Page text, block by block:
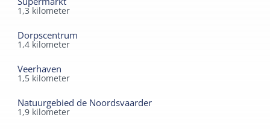
1,3 kilometer
Dorpscentrum
1,4 kilometer
Veerhaven
1,5 kilometer
Natuurgebied de Noordsvaarder
1,9 kilometer